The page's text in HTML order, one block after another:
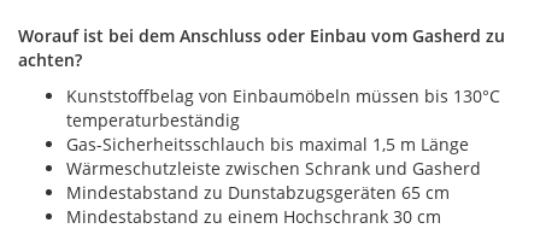
Worauf ist bei dem Anschluss oder Einbau vom Gasherd zu
achten?
Kunststoffbelag von Einbaumöbeln müssen bis 130°C
temperaturbeständig
Gas-Sicherheitsschlauch bis maximal 1,5 m Länge
Wärmeschutzleiste zwischen Schrank und Gasherd
Mindestabstand zu Dunstabzugsgeräten 65 cm
Mindestabstand zu einem Hochschrank 30 cm